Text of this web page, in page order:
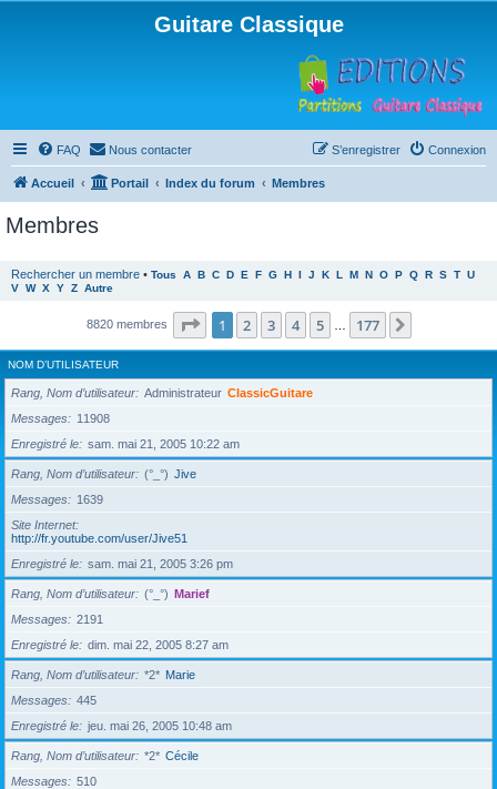
Guitare Classique
FAQ Nous contacter Connexion
S’enregistrer
Accueil Portail Index du forum Membres
Membres
Rechercher un membre • Tous A B C D E F G H I J K L M N O P Q R S T U
V W X Y Z Autre
8820 membres Page 1sur177
1 2 3 4 5 177
NOM D’UTILISATEUR
Rang, Nom d’utilisateur Administrateur ClassicGuitare
Messages
11908
Enregistré le
sam. mai 21, 2005 10:22 am
Rang, Nom d’utilisateur (°_°) Jive
Messages
1639
Site Internet
http://fr.youtube.com/user/Jive51
Enregistré le
sam. mai 21, 2005 3:26 pm
Rang, Nom d’utilisateur (°_°) Marief
Messages
2191
Enregistré le
dim. mai 22, 2005 8:27 am
Rang, Nom d’utilisateur *2* Marie
Messages
445
Enregistré le
jeu. mai 26, 2005 10:48 am
Rang, Nom d’utilisateur *2* Cécile
Messages
510